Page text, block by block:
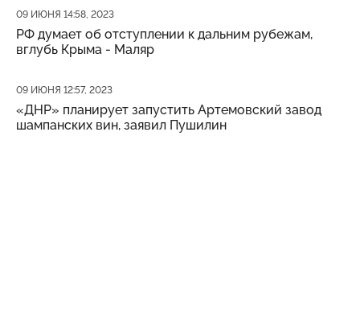
Дата публикации
09 ИЮНЯ 14:58, 2023
РФ думает об отступлении к дальним рубежам,
вглубь Крыма - Маляр
Дата публикации
09 ИЮНЯ 12:57, 2023
«ДНР» планирует запустить Артемовский завод
шампанских вин, заявил Пушилин